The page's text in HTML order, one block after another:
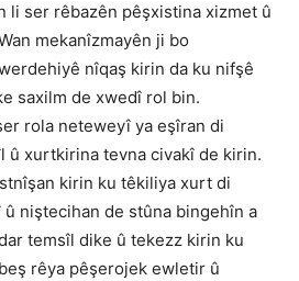
li ser rêbazên pêşxistina xizmet û
mekanîzmayên ji bo
nîqaş kirin da ku nifşê
saxilm de xwedî rol bin.
rola neteweyî ya eşîran di
û xurtkirina tevna civakî de kirin.
kirin ku têkiliya xurt di
niştecihan de stûna bingehîn a
temsîl dike û tekezz kirin ku
rêya pêşerojek ewletir û